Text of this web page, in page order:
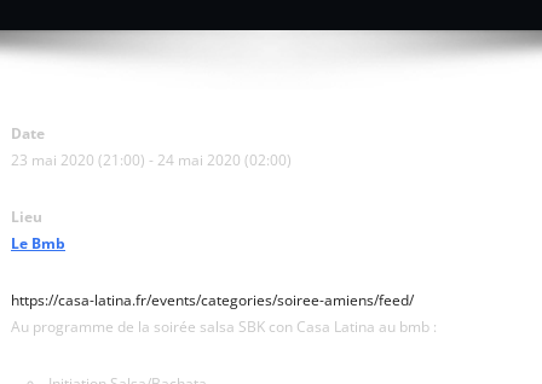
Date
23 mai 2020 (21:00) - 24 mai 2020 (02:00)
Lieu
Le Bmb
https://casa-latina.fr/events/categories/soiree-amiens/feed/
Au programme de la soirée salsa SBK con Casa Latina au bmb :